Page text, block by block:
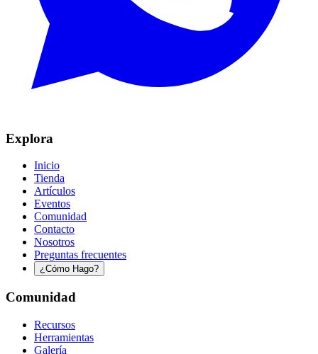
Explora
Inicio
Tienda
Artículos
Eventos
Comunidad
Contacto
Nosotros
Preguntas frecuentes
¿Cómo Hago?
Comunidad
Recursos
Herramientas
Galería